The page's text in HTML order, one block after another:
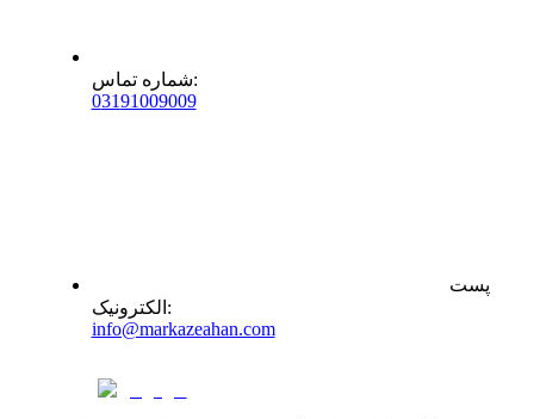
شماره تماس:
03191009009
پست
الکترونیک :
info@markazeahan.com